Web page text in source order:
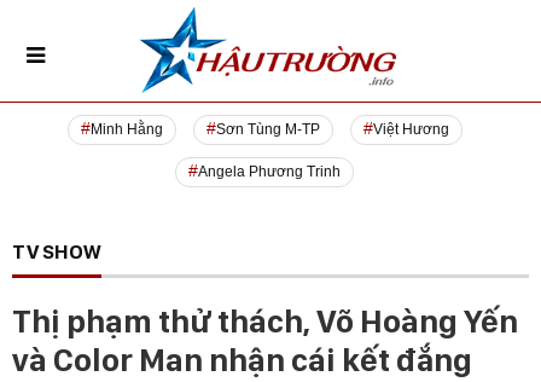
Minh Hằng Sơn Tùng M-TP Việt Hương
Angela Phương Trinh
TV SHOW
Thị phạm thử thách, Võ Hoàng Yến
và Color Man nhận cái kết đắng